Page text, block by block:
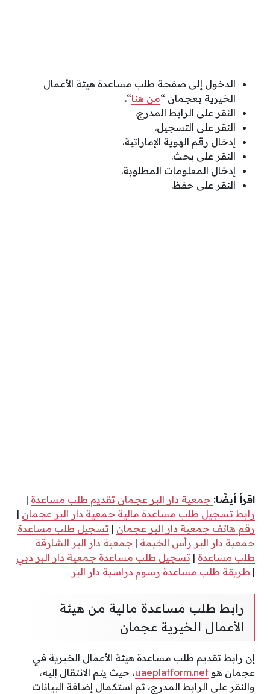
الدخول إلى صفحة طلب مساعدة هيئة الأعمال
الخيرية بعجمان “من هنا“.
النقر على الرابط المدرج.
النقر على التسجيل.
إدخال رقم الهوية الإماراتية.
النقر على بحث.
إدخال المعلومات المطلوبة.
النقر على حفظ.
اقرأ أيضًا: جمعية دار البر عجمان تقديم طلب مساعدة |
رابط تسجيل طلب مساعدة مالية جمعية دار البر عجمان |
رقم هاتف جمعية دار البر عجمان | تسجيل طلب مساعدة
جمعية دار البر رأس الخيمة | جمعية دار البر الشارقة
طلب مساعدة | تسجيل طلب مساعدة جمعية دار البر دبي
| طريقة طلب مساعدة رسوم دراسية دار البر
رابط طلب مساعدة مالية من هيئة
الأعمال الخيرية عجمان
إن رابط تقديم طلب مساعدة هيئة الأعمال الخيرية في
عجمان هو uaeplatform.net، حيث يتم الانتقال إليه،
والنقر على الرابط المدرج، ثم استكمال إضافة البيانات